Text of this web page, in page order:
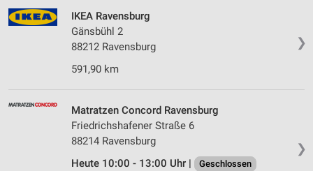
❯
IKEA Ravensburg
Gänsbühl 2
88212 Ravensburg
591,90 km
❯
Matratzen Concord Ravensburg
Friedrichshafener Straße 6
88214 Ravensburg
Heute 10:00 - 13:00 Uhr |
Geschlossen